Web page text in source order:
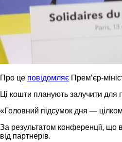
Про це повідомляє Премʼєр-
Ці кошти планують залучити
«Головний підсумок дня —
За результатом конференції, що
від партнерів.